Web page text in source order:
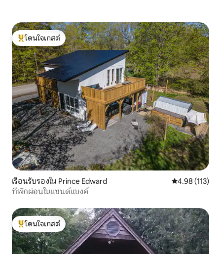
โดนใจเกสต์ที่สุด
โดนใจเกสต์
เรือนรับรองใน Prince Edward คะแนนเฉลี่ย
4.98 (113)
ที่พักผ่อนในแซนด์แบงค์
โดนใจเกสต์ที่สุด
โดนใจเกสต์